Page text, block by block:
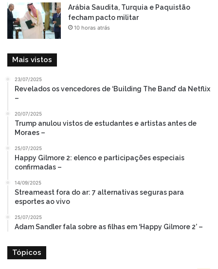
Arábia Saudita, Turquia e Paquistão
fecham pacto militar
10 horas atrás
Mais vistos
23/07/2025
Revelados os vencedores de ‘Building The Band’ da Netflix
–
20/07/2025
Trump anulou vistos de estudantes e artistas antes de
Moraes –
25/07/2025
Happy Gilmore 2: elenco e participações especiais
confirmadas –
14/09/2025
Streameast fora do ar: 7 alternativas seguras para
esportes ao vivo
25/07/2025
Adam Sandler fala sobre as filhas em ‘Happy Gilmore 2’ –
Tópicos